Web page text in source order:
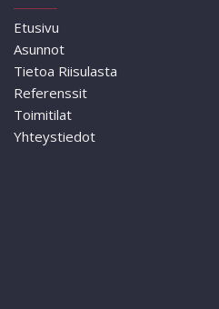
Etusivu
Asunnot
Tietoa Riisulasta
Referenssit
Toimitilat
Yhteystiedot